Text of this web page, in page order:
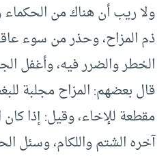
ولا ريب أن هناك من الحكماء
ذم المزاح، وحذر من سوء
الخطر والضرر فيه، وأغفل
قال بعضهم: المزاح مجلبة
مقطعة للإخاء، وقيل: إذا كان
آخره الشتم واللكام، وسئل